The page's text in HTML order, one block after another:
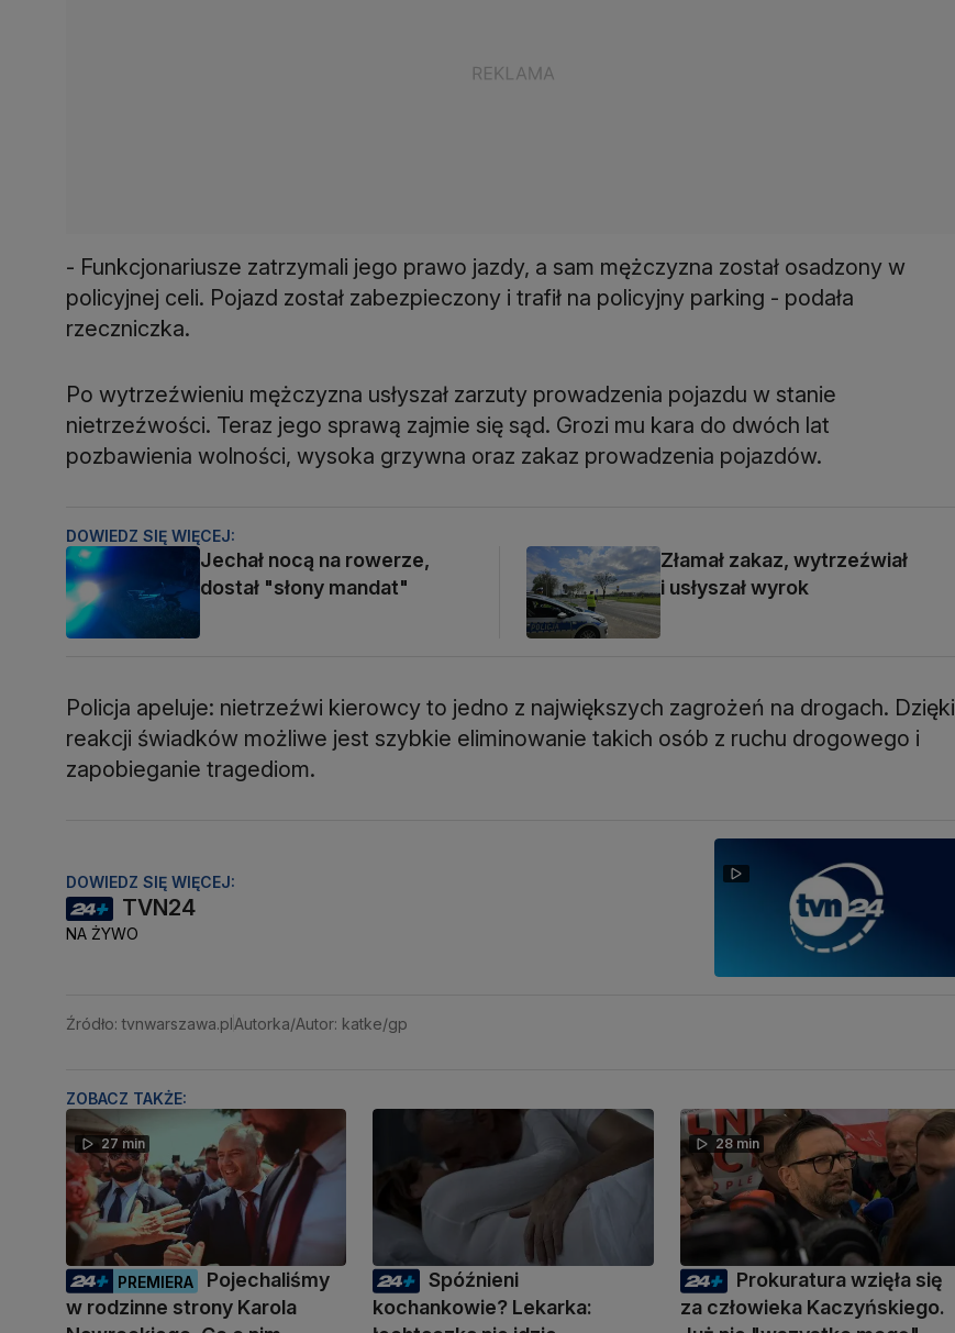
- Funkcjonariusze zatrzymali jego prawo jazdy, a sam mężczyzna został osadzony w
policyjnej celi. Pojazd został zabezpieczony i trafił na policyjny parking - podała
rzeczniczka.
Po wytrzeźwieniu mężczyzna usłyszał zarzuty prowadzenia pojazdu w stanie
nietrzeźwości. Teraz jego sprawą zajmie się sąd. Grozi mu kara do dwóch lat
pozbawienia wolności, wysoka grzywna oraz zakaz prowadzenia pojazdów.
DOWIEDZ SIĘ WIĘCEJ:
Jechał nocą na rowerze,
dostał "słony mandat"
Złamał zakaz, wytrzeźwiał
i usłyszał wyrok
Policja apeluje: nietrzeźwi kierowcy to jedno z największych zagrożeń na drogach. Dzięki
reakcji świadków możliwe jest szybkie eliminowanie takich osób z ruchu drogowego i
zapobieganie tragediom.
DOWIEDZ SIĘ WIĘCEJ:
TVN24
NA ŻYWO
Źródło: tvnwarszawa.plAutorka/Autor: katke/gp
ZOBACZ TAKŻE:
27 min
PREMIERA
Pojechaliśmy
w rodzinne strony Karola
Spóźnieni
kochankowie? Lekarka:
28 min
Prokuratura wzięła się
za człowieka Kaczyńskiego.